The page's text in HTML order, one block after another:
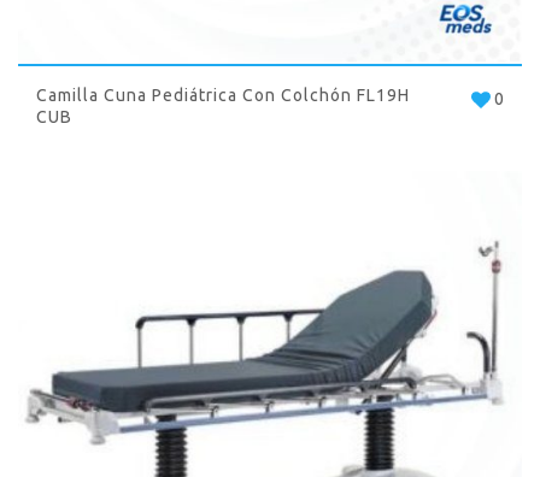
0
Camilla Cuna Pediátrica Con Colchón FL19H
CUB